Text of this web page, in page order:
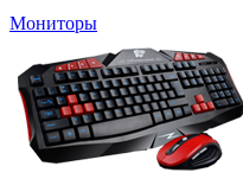
Мониторы